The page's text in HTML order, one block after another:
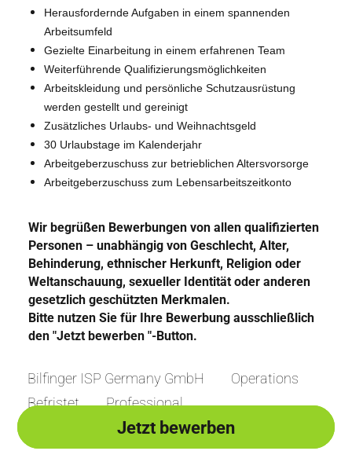
Jetzt bewerben
Herausfordernde Aufgaben in einem spannenden
Arbeitsumfeld
Gezielte Einarbeitung in einem erfahrenen Team
Weiterführende Qualifizierungsmöglichkeiten
Arbeitskleidung und persönliche Schutzausrüstung
werden gestellt und gereinigt
Zusätzliches Urlaubs- und Weihnachtsgeld
30 Urlaubstage im Kalenderjahr
Arbeitgeberzuschuss zur betrieblichen Altersvorsorge
Arbeitgeberzuschuss zum Lebensarbeitszeitkonto
Wir begrüßen Bewerbungen von allen qualifizierten
Personen – unabhängig von Geschlecht, Alter,
Behinderung, ethnischer Herkunft, Religion oder
Weltanschauung, sexueller Identität oder anderen
gesetzlich geschützten Merkmalen.
Bitte nutzen Sie für Ihre Bewerbung ausschließlich
den "Jetzt bewerben "-Button.
Bilfinger ISP Germany GmbH
Operations
Befristet
Professional
Jetzt bewerben